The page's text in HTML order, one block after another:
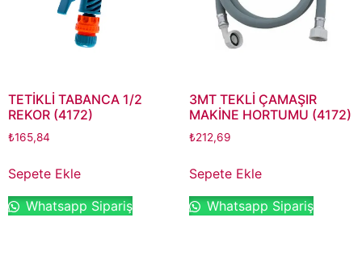
TETİKLİ TABANCA 1/2
REKOR (4172)
₺165,84
Sepete Ekle
Whatsapp Sipariş
3MT TEKLİ ÇAMAŞIR
MAKİNE HORTUMU (4172)
₺212,69
Sepete Ekle
Whatsapp Sipariş